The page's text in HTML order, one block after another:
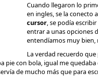
Cuando llegaron lo
en ingles, se la conecto
cursor, se podía
entrar a unas opciones
entendíamos muy bien,
La verdad recuerdo
pie con bola, igual me
de mucho más que para